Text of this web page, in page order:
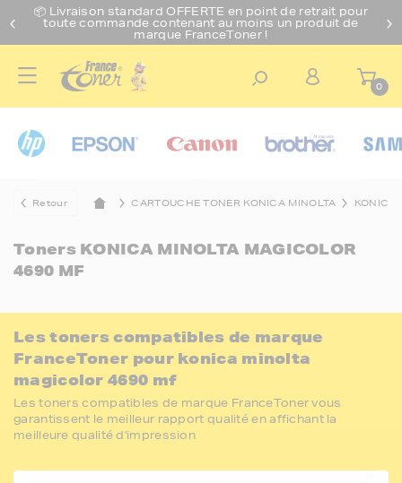
📦 Livraison standard OFFERTE en point de retrait pour
toute commande contenant au moins un produit de
marque FranceToner !
0
Retour CARTOUCHE TONER KONICA MINOLTA KONICA
Toners KONICA MINOLTA MAGICOLOR
4690 MF
Les toners compatibles de marque
FranceToner pour konica minolta
magicolor 4690 mf
Les toners compatibles de marque FranceToner vous
garantissent le meilleur rapport qualité en affichant la
meilleure qualité d'impression